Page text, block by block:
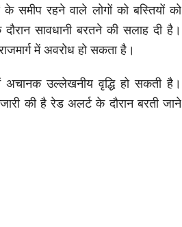
समीप रहने वाले लोगों को बस्तियों को
सावधानी बरतने की सलाह दी है।
में अवरोध हो सकता है।
उल्लेखनीय वृद्धि हो सकती है।
की है रेड अलर्ट के दौरान बरती जाने